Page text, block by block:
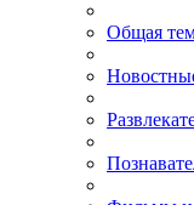
Общая